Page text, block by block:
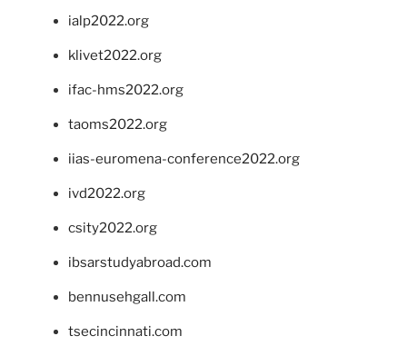
ialp2022.org
klivet2022.org
ifac-hms2022.org
taoms2022.org
iias-euromena-conference2022.org
ivd2022.org
csity2022.org
ibsarstudyabroad.com
bennusehgall.com
tsecincinnati.com